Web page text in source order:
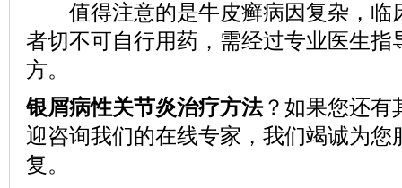
值得注意的是牛皮癣病因复杂，临
者切不可自行用药，需经过专业医生指
方。
银屑病性关节炎治疗方法？如果您还有
迎咨询我们的在线专家，我们竭诚为您
复。